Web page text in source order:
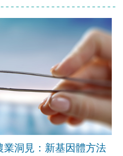
洞見：新基因體方法